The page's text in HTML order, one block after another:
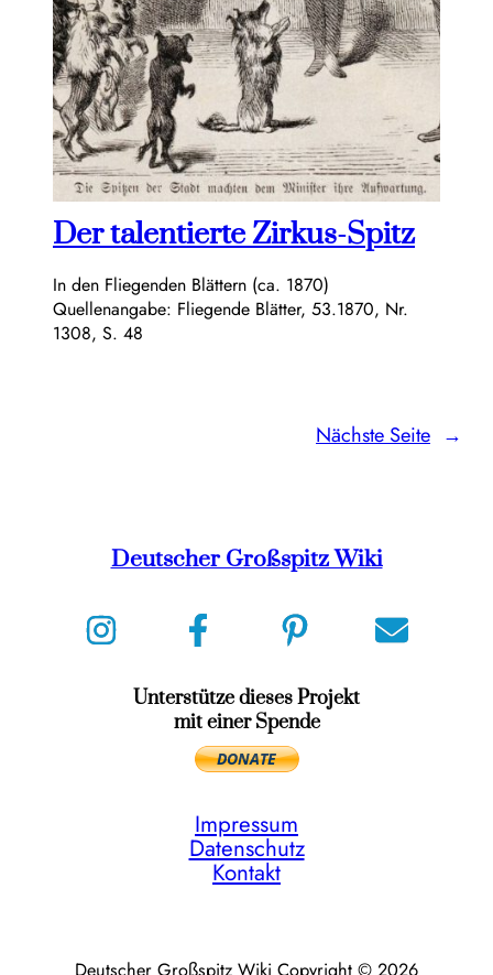
Der talentierte Zirkus-Spitz
In den Fliegenden Blättern (ca. 1870)
Quellenangabe: Fliegende Blätter, 53.1870, Nr.
1308, S. 48
Nächste Seite →
Deutscher Großspitz Wiki
Unterstütze dieses Projekt
mit einer Spende
Impressum
Datenschutz
Kontakt
Deutscher Großspitz Wiki Copyright © 2026